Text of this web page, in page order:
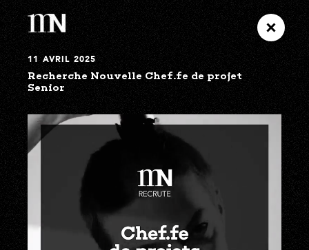
11 AVRIL 2025
Recherche Nouvelle Chef.fe de projet
Senior